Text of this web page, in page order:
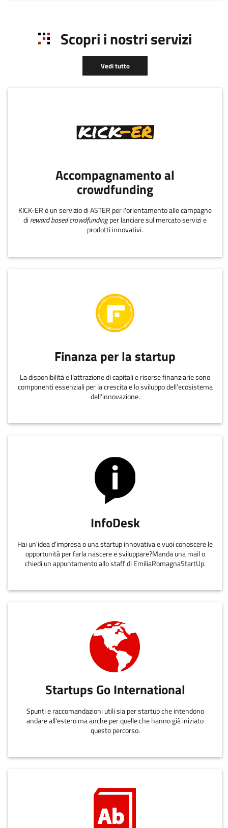
Scopri i nostri servizi
Vedi tutto
Accompagnamento al
crowdfunding
KICK-ER è un servizio di ASTER per l'orientamento alle campagne
di reward based crowdfundingper lanciare sul mercato servizi e
prodotti innovativi.
Finanza per la startup
La disponibilità e l’attrazione di capitali e risorse finanziarie sono
componenti essenziali per la crescita e lo sviluppo dell’ecosistema
dell’innovazione.
InfoDesk
Hai un'idea d'impresa o una startup innovativa e vuoi conoscere le
opportunità per farla nascere e sviluppare?Manda una mail o
chiedi un appuntamento allo staff di EmiliaRomagnaStartUp.
Startups Go International
Spunti e raccomandazioni utili sia per startup che intendono
andare all'estero ma anche per quelle che hanno già iniziato
questo percorso.